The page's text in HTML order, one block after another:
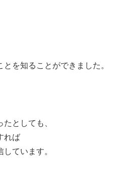
を知ることができました。
としても、
れば
ています。